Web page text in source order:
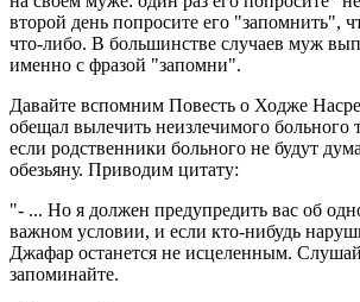
второй день попросите его "запомнить",
что-либо. В большинстве случаев муж
именно с фразой "запомни".
Давайте вспомним Повесть о Ходже
обещал вылечить неизлечимого больного
если родственники больного не будут
обезьяну. Приводим цитату:
"- ... Но я должен предупредить вас об
важном условии, и если кто-нибудь
Джафар останется не исцеленным.
запоминайте.